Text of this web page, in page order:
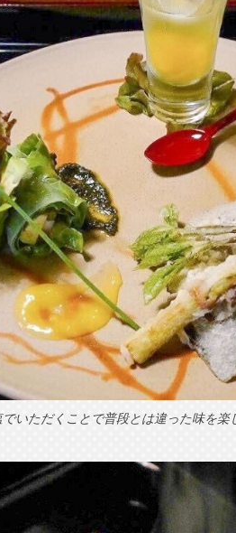
いただくことで普段とは違った味を楽